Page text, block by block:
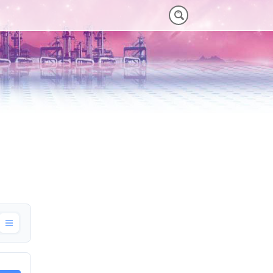
DUTYVORTEILE VT PLUS-SERIE
MT-SERIE (25-75NM)